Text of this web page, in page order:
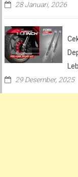
28 Januari, 2026
29 Desember, 2025